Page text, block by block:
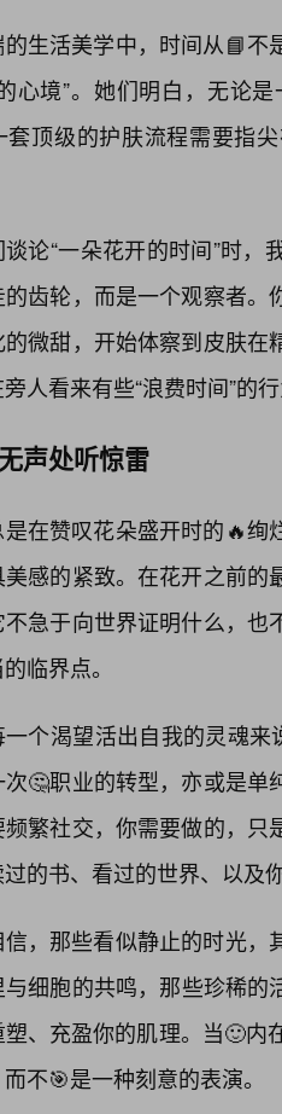
生活美学中，时间从📘不
心境”。她们明白，无论
套顶级的护肤流程需要指
谈论“一朵花开的时间”时
齿轮，而是一个观察者
微甜，开始体察到皮肤
人看来有些“浪费时间”的
声处听惊雷
在赞叹花朵盛开时的🔥
感的紧致。在花开之前
急于向世界证明什么，
临界点。
个渴望活出自我的灵魂来
🤔职业的转型，亦或是
繁社交，你需要做的，
的书、看过的世界、以及
，那些看似静止的时光，
与细胞的共鸣，那些珍稀
塑、充盈你的肌理。当🙂
不🎯是一种刻意的表演。